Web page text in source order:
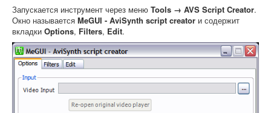
Запускается инструмент через меню Tools → AVS Script Creator.
Окно называется MeGUI - AviSynth script creator и содержит
вкладки Options, Filters, Edit.